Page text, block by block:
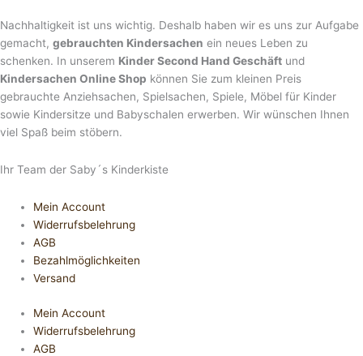
Nachhaltigkeit ist uns wichtig. Deshalb haben wir es uns zur Aufgabe
gemacht, gebrauchten Kindersachen ein neues Leben zu
schenken. In unserem Kinder Second Hand Geschäft und
Kindersachen Online Shop können Sie zum kleinen Preis
gebrauchte Anziehsachen, Spiel­sachen, Spiele, Möbel für Kinder
sowie Kindersitze und Babyschalen erwerben. Wir wünschen Ihnen
viel Spaß beim stöbern.
Ihr Team der Saby´s Kinderkiste
Mein Account
Widerrufsbelehrung
AGB
Bezahlmöglichkeiten
Versand
Mein Account
Widerrufsbelehrung
AGB